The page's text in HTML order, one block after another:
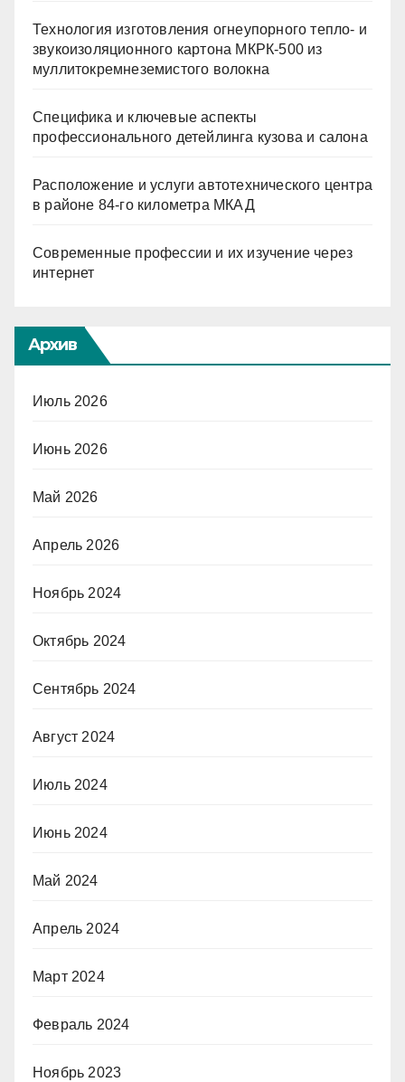
Технология изготовления огнеупорного тепло- и
звукоизоляционного картона МКРК-500 из
муллитокремнеземистого волокна
Специфика и ключевые аспекты
профессионального детейлинга кузова и салона
Расположение и услуги автотехнического центра
в районе 84-го километра МКАД
Современные профессии и их изучение через
интернет
Архив
Июль 2026
Июнь 2026
Май 2026
Апрель 2026
Ноябрь 2024
Октябрь 2024
Сентябрь 2024
Август 2024
Июль 2024
Июнь 2024
Май 2024
Апрель 2024
Март 2024
Февраль 2024
Ноябрь 2023